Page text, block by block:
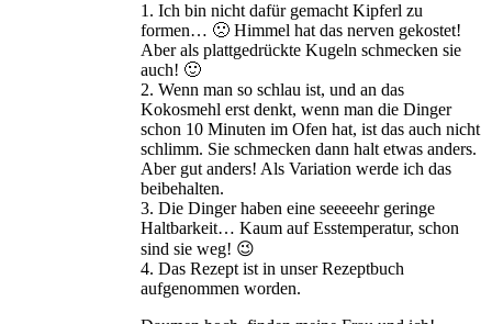
1. Ich bin nicht dafür gemacht Kipferl zu
formen… 🙁 Himmel hat das nerven gekostet!
Aber als plattgedrückte Kugeln schmecken sie
auch! 🙂
2. Wenn man so schlau ist, und an das
Kokosmehl erst denkt, wenn man die Dinger
schon 10 Minuten im Ofen hat, ist das auch nicht
schlimm. Sie schmecken dann halt etwas anders.
Aber gut anders! Als Variation werde ich das
beibehalten.
3. Die Dinger haben eine seeeeehr geringe
Haltbarkeit… Kaum auf Esstemperatur, schon
sind sie weg! 😉
4. Das Rezept ist in unser Rezeptbuch
aufgenommen worden.